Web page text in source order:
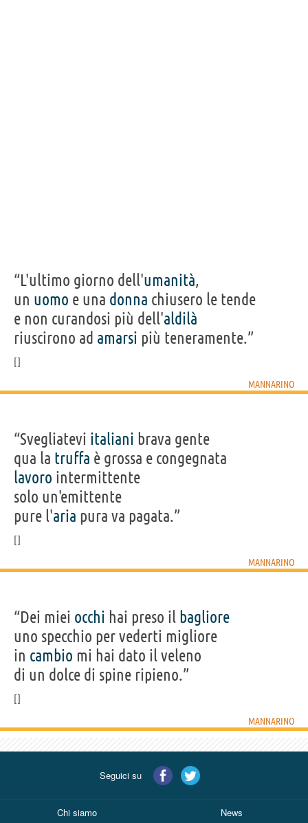
“L'ultimo giorno dell'umanità,
un uomo e una donna chiusero le tende
e non curandosi più dell'aldilà
riuscirono ad amarsi più teneramente.”
MANNARINO
“Svegliatevi italiani brava gente
qua la truffa è grossa e congegnata
lavoro intermittente
solo un'emittente
pure l'aria pura va pagata.”
MANNARINO
“Dei miei occhi hai preso il bagliore
uno specchio per vederti migliore
in cambio mi hai dato il veleno
di un dolce di spine ripieno.”
MANNARINO
Seguici su
Chi siamo News